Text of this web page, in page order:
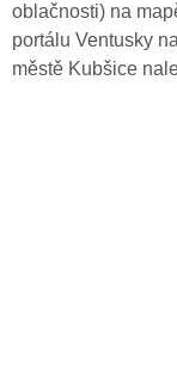
oblačnosti) na
portálu Ventusky
městě Kubšice